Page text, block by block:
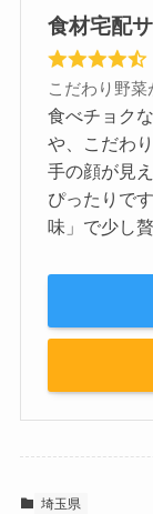
食材宅配
こだわり野菜
食べチョク
や、こだわ
手の顔が見
ぴったりで
味」で少し
埼玉県